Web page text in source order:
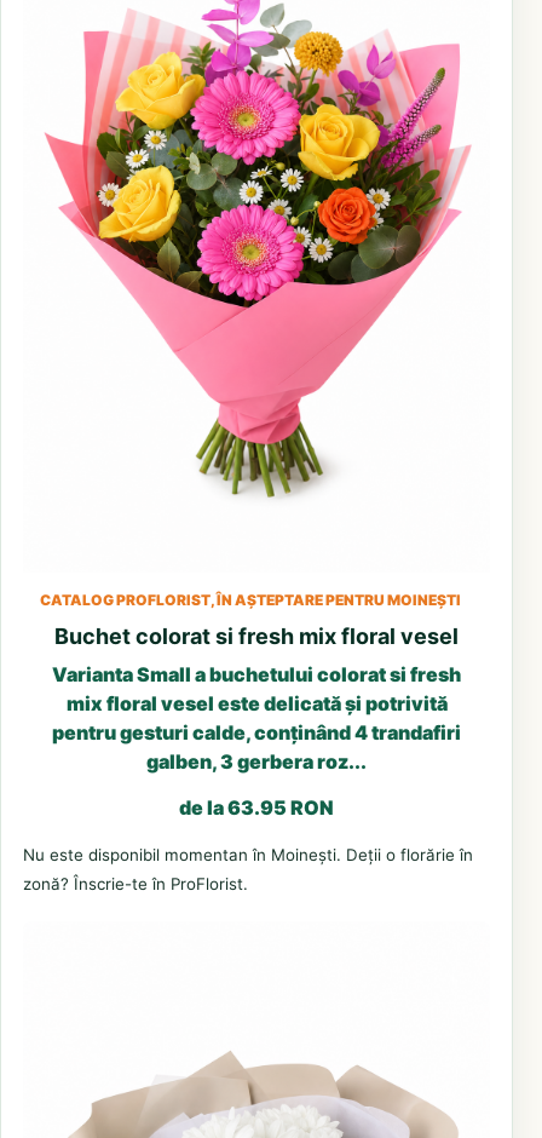
CATALOG PROFLORIST, ÎN AȘTEPTARE PENTRU MOINEȘTI
Buchet colorat si fresh mix floral vesel
Varianta Small a buchetului colorat si fresh
mix floral vesel este delicată și potrivită
pentru gesturi calde, conținând 4 trandafiri
galben, 3 gerbera roz...
de la 63.95 RON
Nu este disponibil momentan în Moinești. Deții o florărie în
zonă? Înscrie-te în ProFlorist.